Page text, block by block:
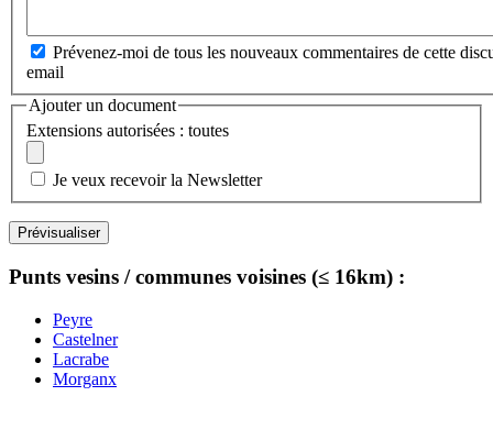
Prévenez-moi de tous les nouveaux commentaires de cette
email
Ajouter un document
Extensions autorisées : toutes
Je veux recevoir la Newsletter
Punts vesins / communes voisines (≤ 16km) :
Peyre
Castelner
Lacrabe
Morganx